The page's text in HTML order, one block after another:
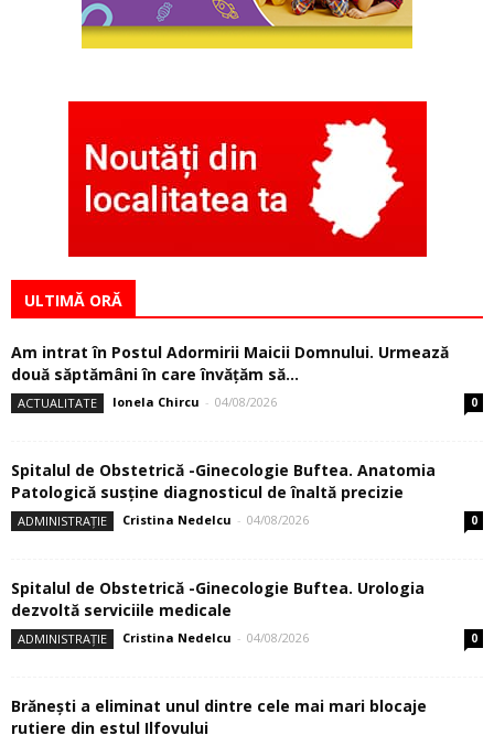
ULTIMĂ ORĂ
Am intrat în Postul Adormirii Maicii Domnului. Urmează
două săptămâni în care învăţăm să...
ACTUALITATE Ionela Chircu - 04/08/2026 0
Spitalul de Obstetrică -Ginecologie Buftea. Anatomia
Patologică susţine diagnosticul de înaltă precizie
ADMINISTRAȚIE Cristina Nedelcu - 04/08/2026 0
Spitalul de Obstetrică -Ginecologie Buftea. Urologia
dezvoltă serviciile medicale
ADMINISTRAȚIE Cristina Nedelcu - 04/08/2026 0
Brănești a eliminat unul dintre cele mai mari blocaje
rutiere din estul Ilfovului